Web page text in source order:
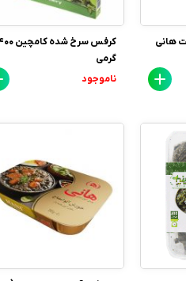
هانی
کرفس سرخ شده
گرمی
ناموجود